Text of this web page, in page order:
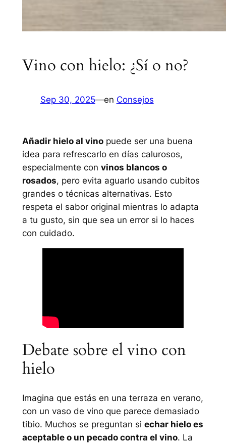
Vino con hielo: ¿Sí o no?
Sep 30, 2025—en Consejos
Añadir hielo al vinopuede ser una buena
idea para refrescarlo en días calurosos,
especialmente con vinos blancos o
rosados, pero evita aguarlo usando cubitos
grandes o técnicas alternativas. Esto
respeta el sabor original mientras lo adapta
a tu gusto, sin que sea un error si lo haces
con cuidado.
Debate sobre el vino con
hielo
Imagina que estás en una terraza en verano,
con un vaso de vino que parece demasiado
tibio. Muchos se preguntan si echar hielo es
aceptable o un pecado contra el vino. La